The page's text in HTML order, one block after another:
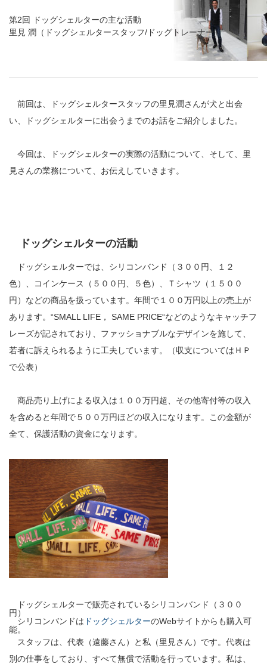
第2回 ドッグシェルターの主な活動
里見 潤（ドッグシェルタースタッフ/ドッグトレーナー）
前回は、ドッグシェルタースタッフの里見潤さんが犬と出会
い、ドッグシェルターに出会うまでのお話をご紹介しました。
今回は、ドッグシェルターの実際の活動について、そして、里
見さんの業務について、お伝えしていきます。
ドッグシェルターの活動
ドッグシェルターでは、シリコンバンド（３００円、１２
色）、コインケース（５００円、５色）、Ｔシャツ（１５００
円）などの商品を扱っています。年間で１００万円以上の売上が
あります。“SMALL LIFE， SAME PRICE“などのようなキャッチフ
レーズが記されており、ファッショナブルなデザインを施して、
若者に訴えられるように工夫しています。（収支についてはＨＰ
で公表）
商品売り上げによる収入は１００万円超、その他寄付等の収入
を含めると年間で５００万円ほどの収入になります。この金額が
全て、保護活動の資金になります。
ドッグシェルターで販売されているシリコンバンド（３００
円）
シリコンバンドは ドッグシェルターのWebサイトからも購入可
能。
スタッフは、代表（遠藤さん）と私（里見さん）です。代表は
別の仕事をしており、すべて無償で活動を行っています。私は、